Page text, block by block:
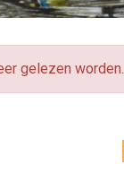
gelezen worden.